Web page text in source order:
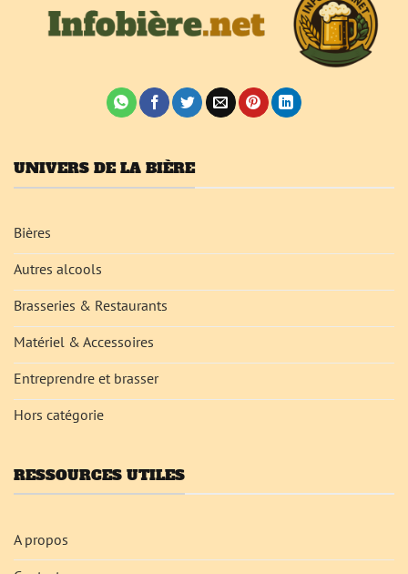
UNIVERS DE LA BIÈRE
Bières
Autres alcools
Brasseries & Restaurants
Matériel & Accessoires
Entreprendre et brasser
Hors catégorie
RESSOURCES UTILES
A propos